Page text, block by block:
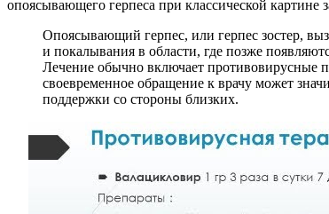
опоясывающего герпеса при классической картине
Опоясывающий герпес, или герпес зостер,
и покалывания в области, где позже
Лечение обычно включает противовирусные
своевременное обращение к врачу может
поддержки со стороны близких.